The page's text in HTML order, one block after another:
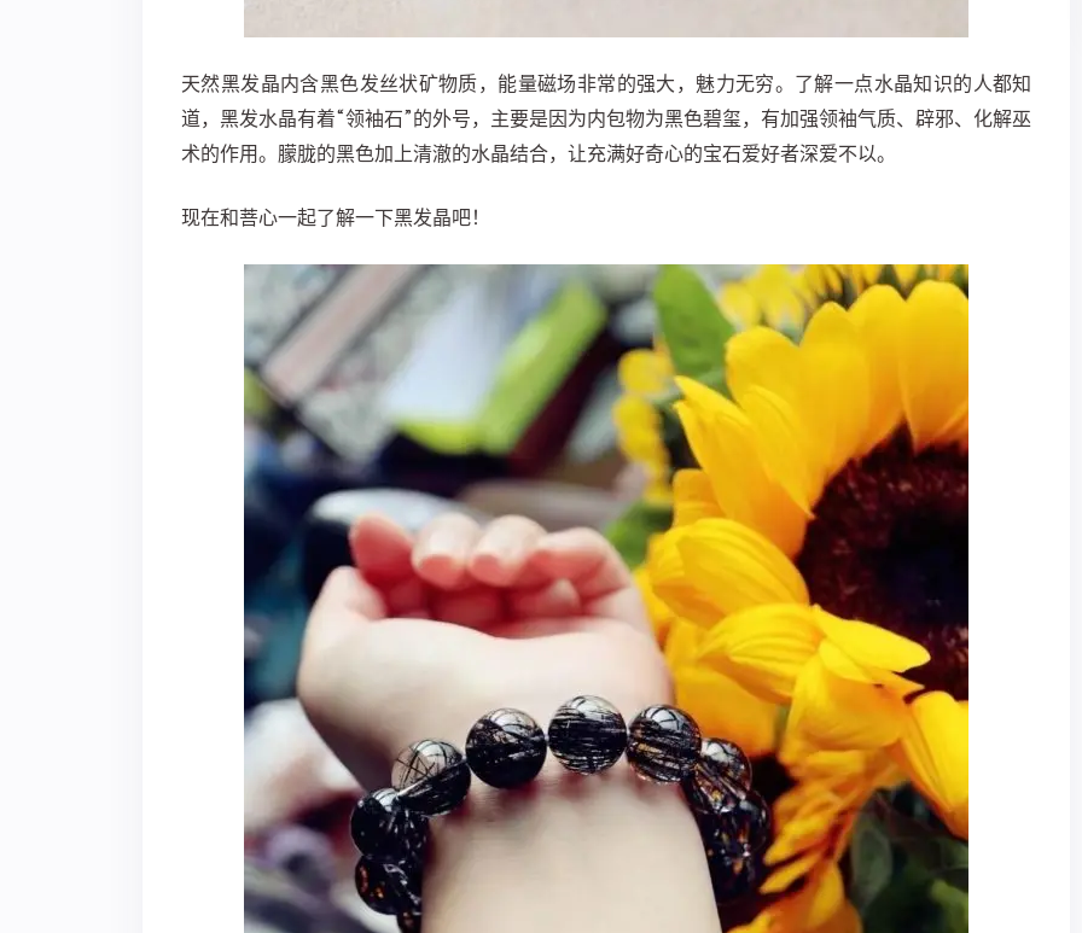
天然黑发晶内含黑色发丝状矿物质，能量磁场非常的强大，魅力无穷。了解一点水晶知识的人都知
道，黑发水晶有着“领袖石”的外号，主要是因为内包物为黑色碧玺，有加强领袖气质、辟邪、化解巫
术的作用。朦胧的黑色加上清澈的水晶结合，让充满好奇心的宝石爱好者深爱不以。
现在和菩心一起了解一下黑发晶吧！